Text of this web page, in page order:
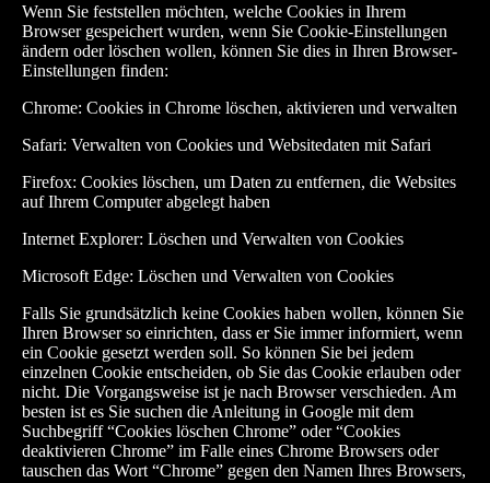
Wenn Sie feststellen möchten, welche Cookies in Ihrem
Browser gespeichert wurden, wenn Sie Cookie-Einstellungen
ändern oder löschen wollen, können Sie dies in Ihren Browser-
Einstellungen finden:
Chrome: Cookies in Chrome löschen, aktivieren und verwalten
Safari: Verwalten von Cookies und Websitedaten mit Safari
Firefox: Cookies löschen, um Daten zu entfernen, die Websites
auf Ihrem Computer abgelegt haben
Internet Explorer: Löschen und Verwalten von Cookies
Microsoft Edge: Löschen und Verwalten von Cookies
Falls Sie grundsätzlich keine Cookies haben wollen, können Sie
Ihren Browser so einrichten, dass er Sie immer informiert, wenn
ein Cookie gesetzt werden soll. So können Sie bei jedem
einzelnen Cookie entscheiden, ob Sie das Cookie erlauben oder
nicht. Die Vorgangsweise ist je nach Browser verschieden. Am
besten ist es Sie suchen die Anleitung in Google mit dem
Suchbegriff “Cookies löschen Chrome” oder “Cookies
deaktivieren Chrome” im Falle eines Chrome Browsers oder
tauschen das Wort “Chrome” gegen den Namen Ihres Browsers,